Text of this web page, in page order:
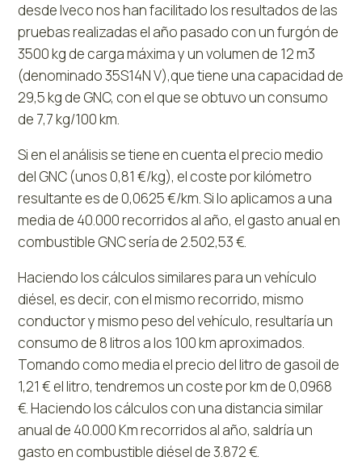
desde Iveco nos han facilitado los resultados de las
pruebas realizadas el año pasado con un furgón de
3500 kg de carga máxima y un volumen de 12 m3
(denominado 35S14N V),que tiene una capacidad de
29,5 kg de GNC, con el que se obtuvo un consumo
de 7,7 kg/100 km.
Si en el análisis se tiene en cuenta el precio medio
del GNC (unos 0,81 €/kg), el coste por kilómetro
resultante es de 0,0625 €/km. Si lo aplicamos a una
media de 40.000 recorridos al año, el gasto anual en
combustible GNC sería de 2.502,53 €.
Haciendo los cálculos similares para un vehículo
diésel, es decir, con el mismo recorrido, mismo
conductor y mismo peso del vehículo, resultaría un
consumo de 8 litros a los 100 km aproximados.
Tomando como media el precio del litro de gasoil de
1,21 € el litro, tendremos un coste por km de 0,0968
€. Haciendo los cálculos con una distancia similar
anual de 40.000 Km recorridos al año, saldría un
gasto en combustible diésel de 3.872 €.